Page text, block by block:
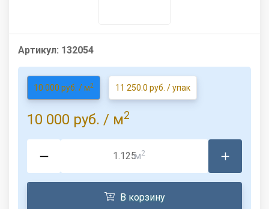
Артикул: 132054
10 000 руб. / м2 11 250.0 руб. / упак
10 000 руб. / м2
м2
В корзину